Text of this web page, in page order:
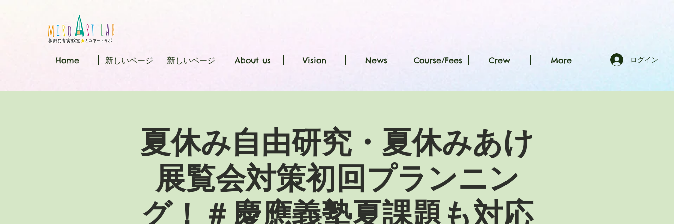
Home 新しいページ 新しいページ About us Vision News Course/Fees Crew More ログイン
夏休み自由研究・夏休みあけ
展覧会対策初回プランニン
グ！＃慶應義塾夏課題も対応